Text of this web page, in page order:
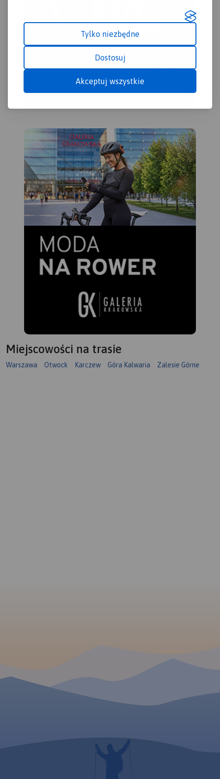
Tylko niezbędne
Dostosuj
Akceptuj wszystkie
Miejscowości na trasie
Warszawa Otwock Karczew Góra Kalwaria Zalesie Górne